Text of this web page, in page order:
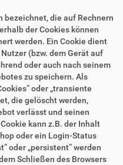
bezeichnet, die auf Rechnern
der Cookies können
werden. Ein Cookie dient
(bzw. dem Gerät auf
oder auch nach seinem
zu speichern. Als
oder „transiente
die gelöscht werden,
verlässt und seinen
kann z.B. der Inhalt
oder ein Login-Status
oder „persistent“ werden
Schließen des Browsers